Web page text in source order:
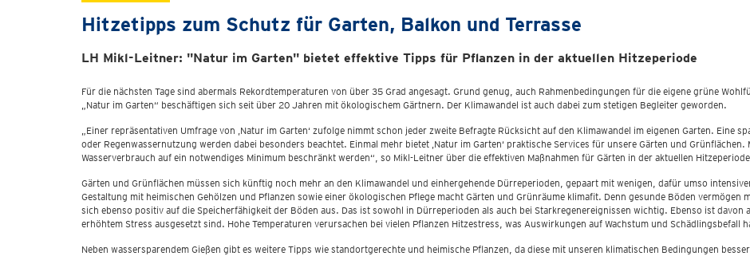
Hitzetipps zum Schutz für Garten, Balkon und Terrasse
LH Mikl-Leitner: "Natur im Garten" bietet effektive Tipps für Pflanzen in der aktuellen Hitzeperiode
Für die nächsten Tage sind abermals Rekordtemperaturen von über 35 Grad angesagt. Grund genug, auch Rahmenbedingungen für die eigene grüne
„Natur im Garten“ beschäftigen sich seit über 20 Jahren mit ökologischem Gärtnern. Der Klimawandel ist auch dabei zum stetigen Begleiter geworden.
„Einer repräsentativen Umfrage von ‚Natur im Garten‘ zufolge nimmt schon jeder zweite Befragte Rücksicht auf den Klimawandel im eigenen Garten. Eine
oder Regenwassernutzung werden dabei besonders beachtet. Einmal mehr bietet ‚Natur im Garten‘ praktische Services für unsere Gärten und
Wasserverbrauch auf ein notwendiges Minimum beschränkt werden“, so Mikl-Leitner über die effektiven Maßnahmen für Gärten in der aktuellen
Gärten und Grünflächen müssen sich künftig noch mehr an den Klimawandel und einhergehende Dürreperioden, gepaart mit wenigen, dafür umso
Gestaltung mit heimischen Gehölzen und Pflanzen sowie einer ökologischen Pflege macht Gärten und Grünräume klimafit. Denn gesunde Böden vermögen
sich ebenso positiv auf die Speicherfähigkeit der Böden aus. Das ist sowohl in Dürreperioden als auch bei Starkregenereignissen wichtig. Ebenso ist
erhöhtem Stress ausgesetzt sind. Hohe Temperaturen verursachen bei vielen Pflanzen Hitzestress, was Auswirkungen auf Wachstum und Schädlingsbefall
Neben wassersparendem Gießen gibt es weitere Tipps wie standortgerechte und heimische Pflanzen, da diese mit unseren klimatischen Bedingungen